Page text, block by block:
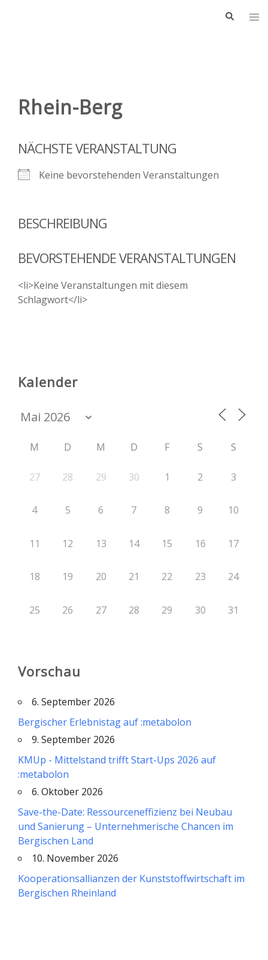
Suche
Rhein-Berg
NÄCHSTE VERANSTALTUNG
Keine bevorstehenden Veranstaltungen
BESCHREIBUNG
BEVORSTEHENDE VERANSTALTUNGEN
<li>Keine Veranstaltungen mit diesem
Schlagwort</li>
Kalender
M D M D F S S
27 28 29 30 1 2 3
4 5 6 7 8 9 10
11 12 13 14 15 16 17
18 19 20 21 22 23 24
25 26 27 28 29 30 31
Vorschau
6. September 2026
Bergischer Erlebnistag auf :metabolon
9. September 2026
KMUp - Mittelstand trifft Start-Ups 2026 auf
:metabolon
6. Oktober 2026
Save-the-Date: Ressourceneffizienz bei Neubau
und Sanierung – Unternehmerische Chancen im
Bergischen Land
10. November 2026
Kooperationsallianzen der Kunststoffwirtschaft im
Bergischen Rheinland